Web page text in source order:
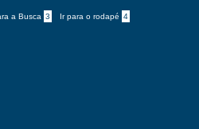
a Busca 3 Ir para o rodapé 4